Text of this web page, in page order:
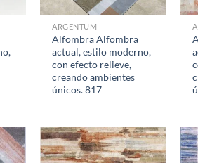
ARGENTUM
Alfombra Alfombra
actual, estilo moderno,
con efecto relieve,
creando ambientes
únicos. 817